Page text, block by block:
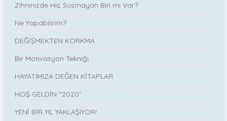
Zihninizde Hiç Susmayan Biri mi Var?
Ne Yapabilirim?
DEĞİŞMEKTEN KORKMA
Bir Motivasyon Tekniği
HAYATIMIZA DEĞEN KİTAPLAR
HOŞ GELDİN “2020”
YENİ BİR YIL YAKLAŞIYOR!